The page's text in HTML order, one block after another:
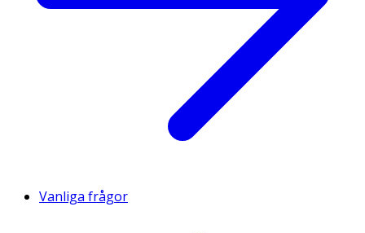
Vanliga frågor